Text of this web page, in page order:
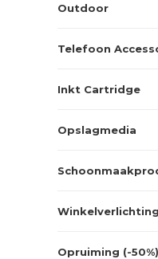
Outdoor
Telefoon
Inkt Cartridge
Opslagmedia
Winkelverlichting
Opruiming (-50%)